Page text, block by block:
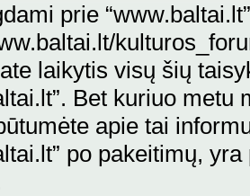
prie
laikytis visų šių
Bet kuriuo
apie tai
po pakeitimų,